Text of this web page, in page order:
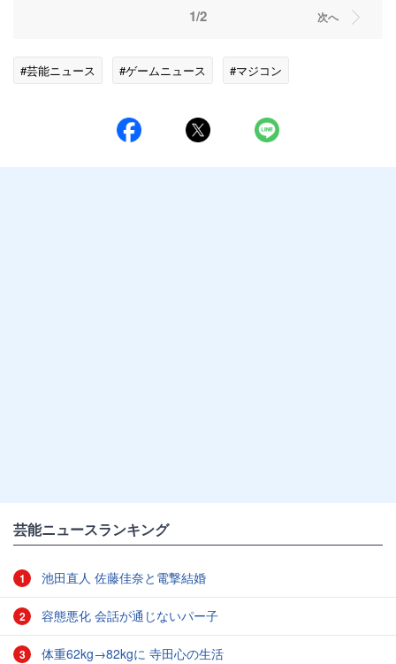
1/2 次へ
#芸能ニュース #ゲームニュース #マジコン
芸能ニュースランキング
1 池田直人 佐藤佳奈と電撃結婚
2 容態悪化 会話が通じないパー子
3 体重62kg→82kgに 寺田心の生活